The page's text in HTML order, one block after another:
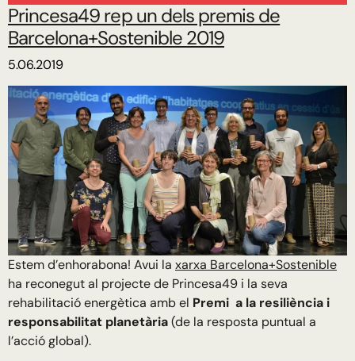
Princesa49 rep un dels premis de
Barcelona+Sostenible 2019
5.06.2019
Estem d’enhorabona! Avui la xarxa Barcelona+Sostenible
ha reconegut al projecte de Princesa49 i la seva
rehabilitació energètica amb el Premi a la resiliència i
responsabilitat planetària(de la resposta puntual a
l’acció global).